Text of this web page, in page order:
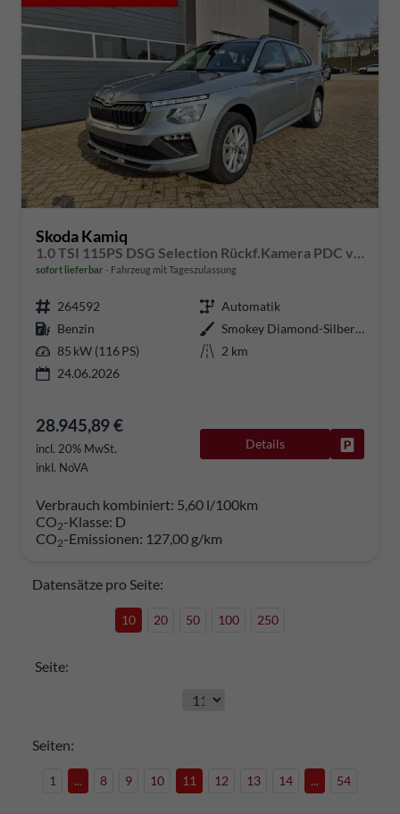
Skoda Kamiq
sofort lieferbar Fahrzeug mit Tageszulassung
264592
Automatik
Benzin
Smokey Diamond-Silber Metallic
85 kW (116 PS)
2 km
24.06.2026
28.945,89 €
incl. 20% MwSt.
inkl. NoVA
Details
Verbrauch kombiniert: 5,60 l/100km
CO2-Klasse: D
CO2-Emissionen: 127,00 g/km
Datensätze pro Seite:
10 20 50 100 250
Seite:
Seiten:
1 ... 8 9 10 11 12 13 14 ... 54